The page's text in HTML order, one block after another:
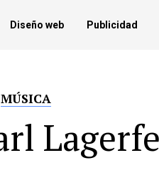
Diseño web Publicidad
MÚSICA